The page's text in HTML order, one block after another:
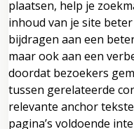
plaatsen, help je
inhoud van je site
bijdragen aan een
maar ook aan een
doordat bezoekers
tussen gerelateerde
relevante anchor
pagina’s voldoende